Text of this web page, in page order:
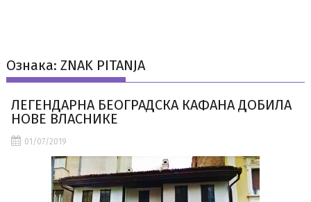
Ознака:ZNAK PITANJA
ЛЕГЕНДАРНА БЕОГРАДСКА КАФАНА ДОБИЛА
НОВЕ ВЛАСНИКЕ
01/07/2019